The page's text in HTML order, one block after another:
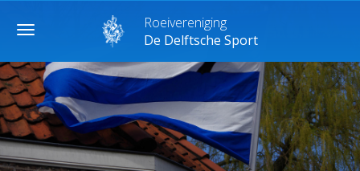
Roeivereniging
De Delftsche Sport
Toggle